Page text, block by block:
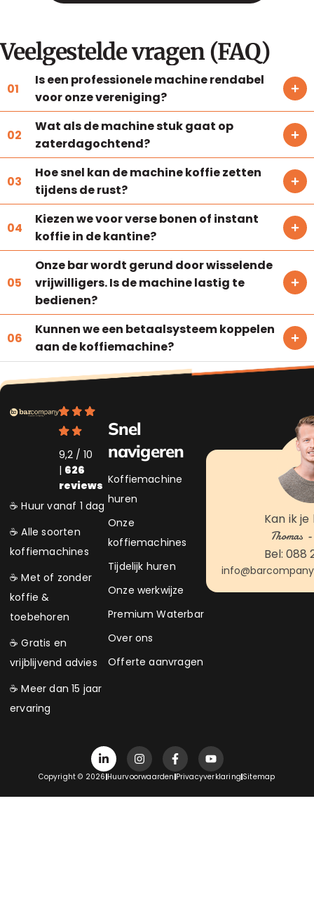
Veelgestelde vragen (FAQ)
Is een professionele machine rendabel
voor onze vereniging?
Wat als de machine stuk gaat op
zaterdagochtend?
Hoe snel kan de machine koffie zetten
tijdens de rust?
Kiezen we voor verse bonen of instant
koffie in de kantine?
Onze bar wordt gerund door wisselende
vrijwilligers. Is de machine lastig te
bedienen?
Kunnen we een betaalsysteem koppelen
aan de koffiemachine?
9,2 / 10
| 626
reviews
☕ Huur vanaf 1 dag
☕ Alle soorten
koffiemachines
☕ Met of zonder
koffie &
toebehoren
☕ Gratis en
vrijblijvend advies
☕ Meer dan 15 jaar
ervaring
Snel
navigeren
Koffiemachine
huren
Onze
koffiemachines
Tijdelijk huren
Onze werkwijze
Premium Waterbar
Over ons
Offerte aanvragen
Kan ik
Thomas
Bel: 088
Copyright © 2026 Huurvoorwaarden PrivacyverklaringSitemap